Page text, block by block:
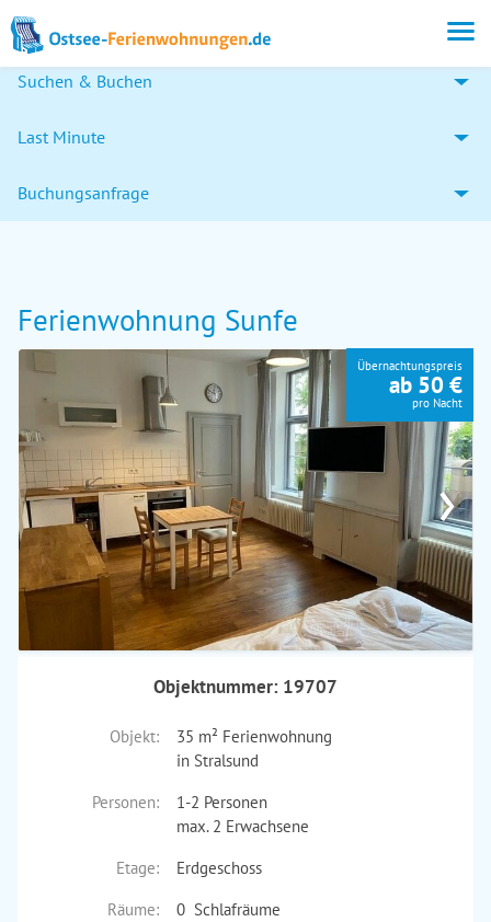
Suchen & Buchen
Last Minute
Buchungsanfrage
Ferienwohnung Sunfe
›
Übernachtungspreis
ab 50 €
pro Nacht
Objektnummer: 19707
Objekt:
35 m² Ferienwohnung
in Stralsund
Personen:
1-2 Personen
max. 2 Erwachsene
Etage:
Erdgeschoss
Räume:
0 Schlafräume